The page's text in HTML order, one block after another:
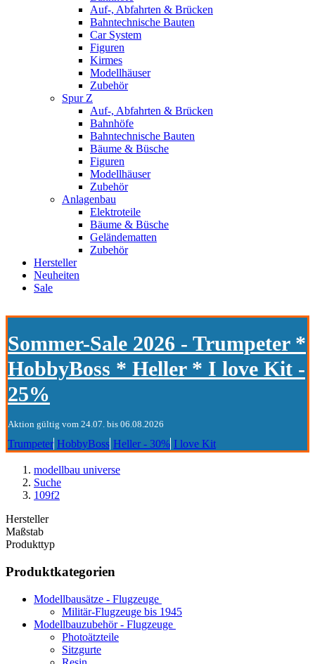
Auf-, Abfahrten & Brücken
Bahntechnische Bauten
Car System
Figuren
Kirmes
Modellhäuser
Zubehör
Spur Z
Auf-, Abfahrten & Brücken
Bahnhöfe
Bahntechnische Bauten
Bäume & Büsche
Figuren
Modellhäuser
Zubehör
Anlagenbau
Elektroteile
Bäume & Büsche
Geländematten
Zubehör
Hersteller
Neuheiten
Sale
Sommer-Sale 2026 - Trumpeter *
HobbyBoss * Heller * I love Kit -
25%
Aktion gültig vom 24.07. bis 06.08.2026
Trumpeter HobbyBoss Heller - 30% I love Kit
modellbau universe
Suche
109f2
Hersteller
Maßstab
Produkttyp
Produktkategorien
Modellbausätze - Flugzeuge
Militär-Flugzeuge bis 1945
Modellbauzubehör - Flugzeuge
Photoätzteile
Sitzgurte